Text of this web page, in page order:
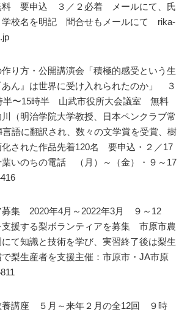
料 要申込 ３／２必着 メールにて、氏
学校名を明記 問合せもメールにて rika-
作り方・公開講演会「積極的感受という生
ん』は世界に受け入れられたのか」 ３
半〜15時半 山武市役所大会議室 無料
（明治学院大学教授、日本ペンクラブ常
語に翻訳され、数々の文学賞を受賞、樹
化された作品先着120名 要申込・２／17
いのちの電話 （月）～（金）・９～17
募集 2020年4月～2022年3月 ９～12
援する梨ボランティアを募集 市原市農
て知識と技術を学び、実習終了後は梨生
梨生産者を支援主催：市原市・JA市原
5811
養講座 ５月～来年２月の全12回 ９時